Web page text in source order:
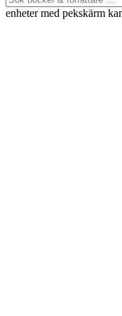
böcker
enheter med pekskärm